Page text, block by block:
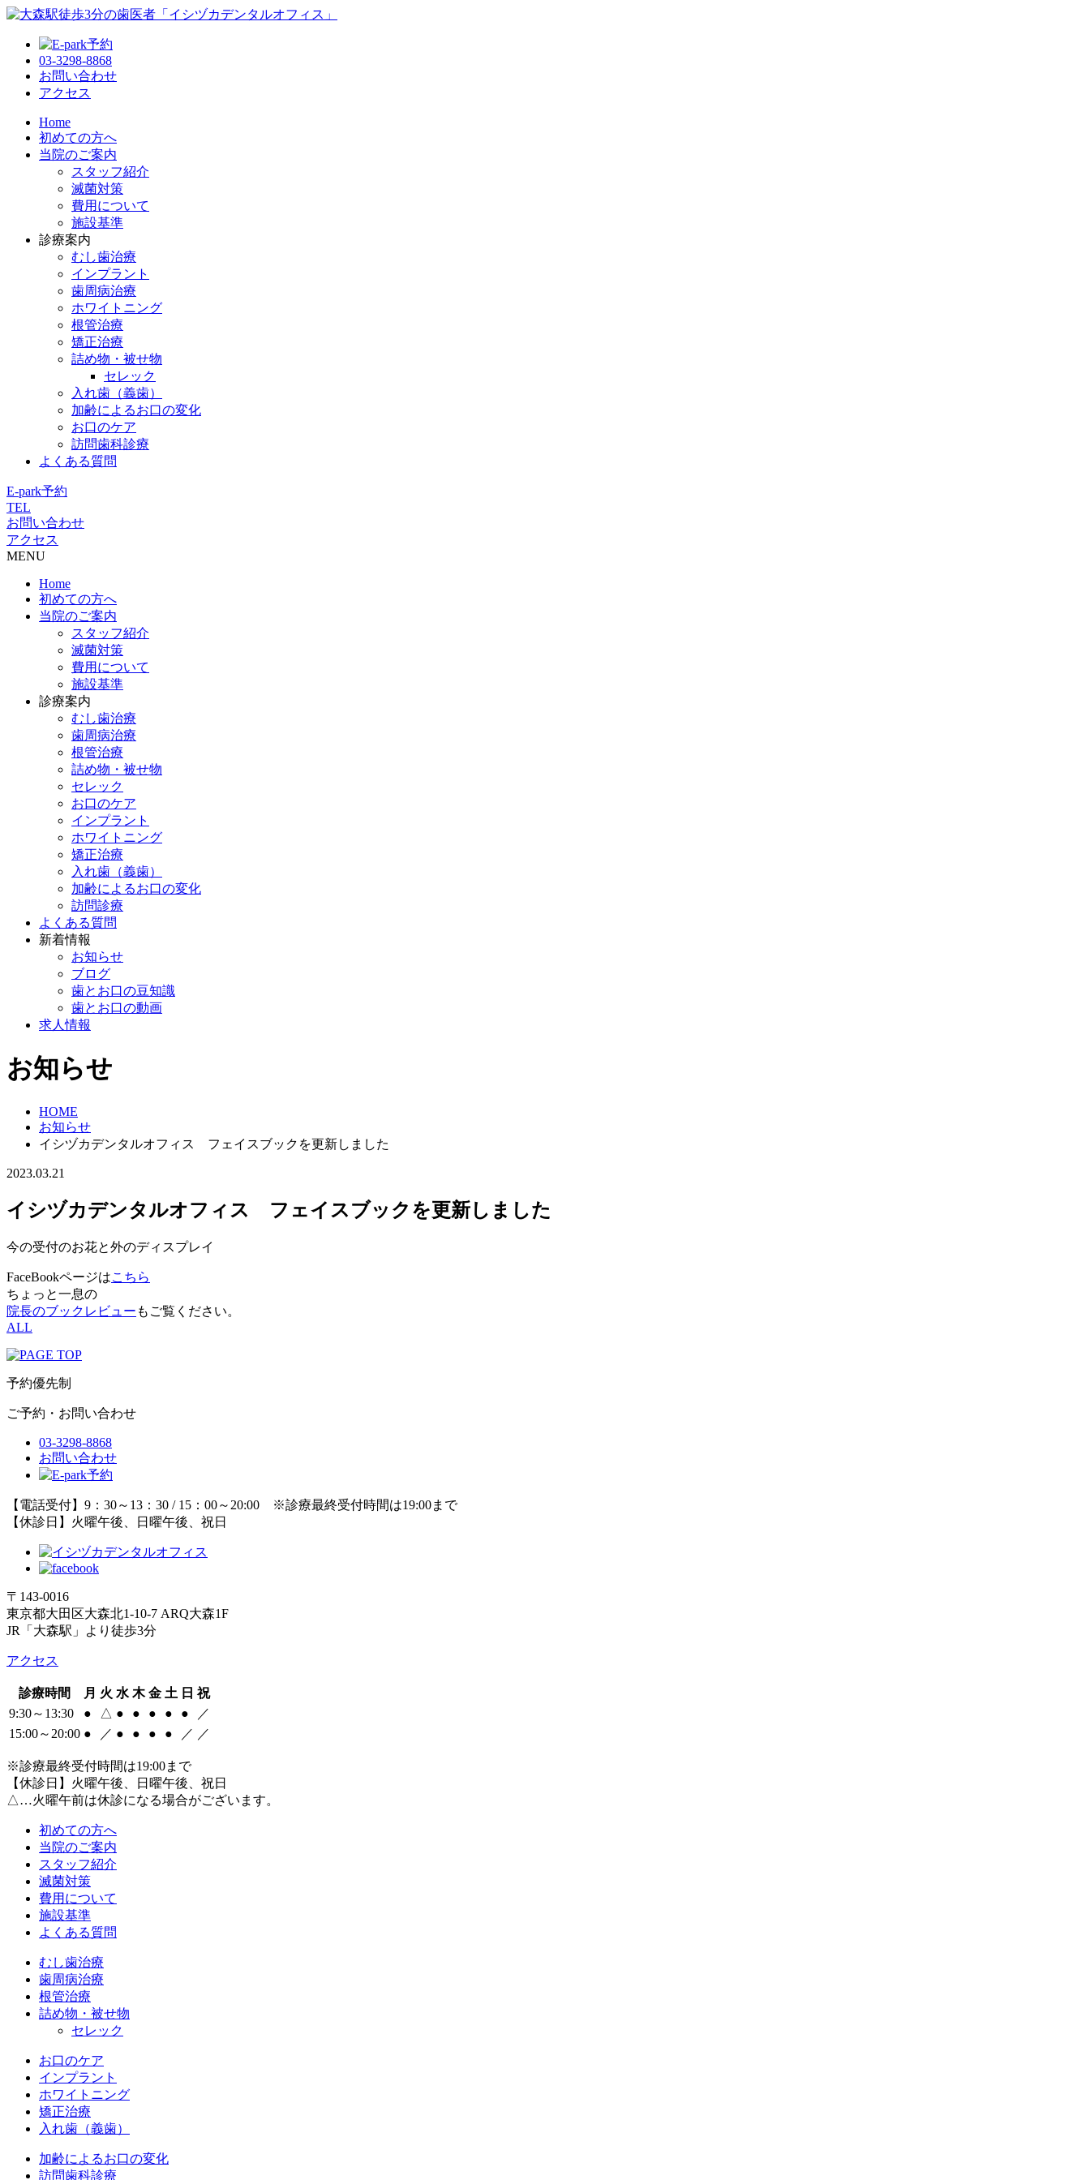
03-3298-8868
お問い合わせ
アクセス
Home
初めての方へ
当院のご案内
スタッフ紹介
滅菌対策
費用について
施設基準
診療案内
むし歯治療
インプラント
歯周病治療
ホワイトニング
根管治療
矯正治療
詰め物・被せ物
セレック
入れ歯（義歯）
加齢によるお口の変化
お口のケア
訪問歯科診療
よくある質問
E-park予約
TEL
お問い合わせ
アクセス
MENU
Home
初めての方へ
当院のご案内
スタッフ紹介
滅菌対策
費用について
施設基準
診療案内
むし歯治療
歯周病治療
根管治療
詰め物・被せ物
セレック
お口のケア
インプラント
ホワイトニング
矯正治療
入れ歯（義歯）
加齢によるお口の変化
訪問診療
よくある質問
新着情報
お知らせ
ブログ
歯とお口の豆知識
歯とお口の動画
求人情報
お知らせ
HOME
お知らせ
イシヅカデンタルオフィス フェイスブックを更新しました
2023.03.21
イシヅカデンタルオフィス フェイスブックを更新しました
今の受付のお花と外のディスプレイ
FaceBookページはこちら
ちょっと一息の
院長のブックレビュー もご覧ください。
ALL
予約優先制
ご予約・お問い合わせ
03-3298-8868
お問い合わせ
【電話受付】9：30～13：30 / 15：00～20:00 ※診療最終受付時間は19:00まで
【休診日】火曜午後、日曜午後、祝日
〒143-0016
東京都大田区大森北1-10-7 ARQ大森1F
JR「大森駅」より徒歩3分
アクセス
診療時間 月 火 水 木 金 土 日 祝
9:30～13:30
● △ ● ● ● ● ●
／
15:00～20:00 ● ／ ● ● ● ● ／ ／
※診療最終受付時間は19:00まで
【休診日】火曜午後、日曜午後、祝日
△…火曜午前は休診になる場合がございます。
初めての方へ
当院のご案内
スタッフ紹介
滅菌対策
費用について
施設基準
よくある質問
むし歯治療
歯周病治療
根管治療
詰め物・被せ物
セレック
お口のケア
インプラント
ホワイトニング
矯正治療
入れ歯（義歯）
加齢によるお口の変化
訪問歯科診療